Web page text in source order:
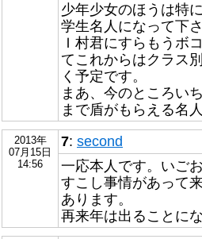
少年少女のほうは特
学生名人になって下
Ｉ村君にすらもうボ
てこれからはクラス
く予定です。
まあ、今のところい
まで盾がもらえる名
2013年
07月15日
14:56
7: second
一応本人です。いご
すこし事情があって
あります。
再来年は出ることに